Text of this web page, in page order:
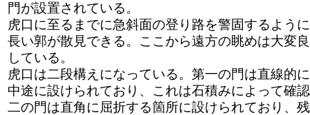
門が設置されている。
虎口に至るまでに急斜面の登り路を警固するよう
長い郭が散見できる。ここから遠方の眺めは大変
している。
虎口は二段構えになっている。第一の門は直線的
中途に設けられており、これは石積みによって確
二の門は直角に屈折する箇所に設けられており、